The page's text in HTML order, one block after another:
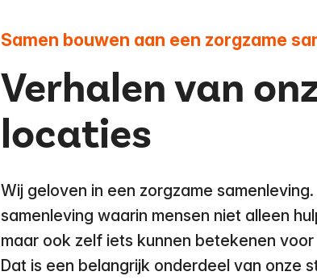
Samen bouwen aan een zorgzame
Verhalen van
locaties
Wij geloven in een zorgzame samenleving.
samenleving waarin mensen niet alleen
maar ook zelf iets kunnen betekenen voor
Dat is een belangrijk onderdeel van onze